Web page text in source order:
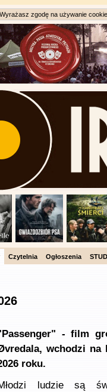
zgodę na używanie
Czytelnia Ogłoszenia
- film
wchodzi na
roku.
ludzie są